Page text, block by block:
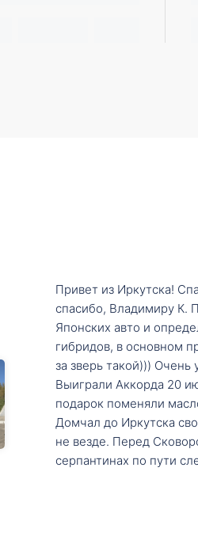
Привет из Иркутска!
спасибо, Владимиру К.
Японских авто и
гибридов, в основном
за зверь такой)))
Выиграли Аккорда 20
подарок поменяли
Домчал до Иркутска
не везде. Перед
серпантинах по пути